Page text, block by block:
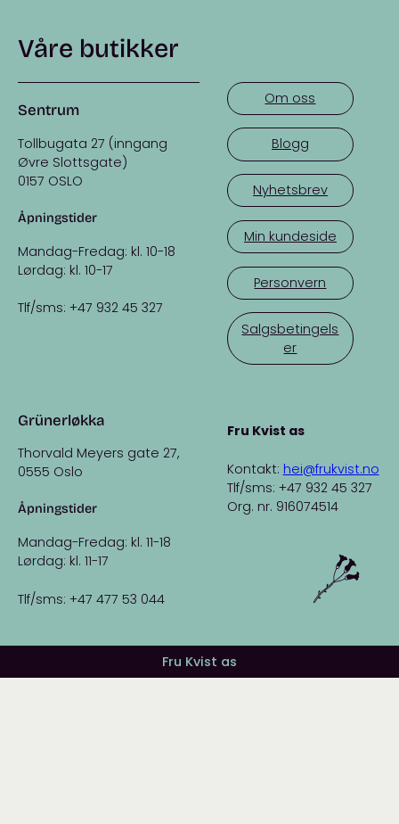
Våre butikker
Sentrum
Tollbugata 27 (inngang
Øvre Slottsgate)
0157 OSLO
Åpningstider
Mandag-Fredag: kl. 10-18
Lørdag: kl. 10-17
Tlf/sms: +47 932 45 327
Grünerløkka
Thorvald Meyers gate 27,
0555 Oslo
Åpningstider
Mandag-Fredag: kl. 11-18
Lørdag: kl. 11-17
Tlf/sms: +47 477 53 044
Om oss
Blogg
Nyhetsbrev
Min kundeside
Personvern
Salgsbetingels
er
Fru Kvist as
Kontakt: hei@frukvist.no
Tlf/sms: +47 932 45 327
Org. nr. 916074514
Fru Kvist as